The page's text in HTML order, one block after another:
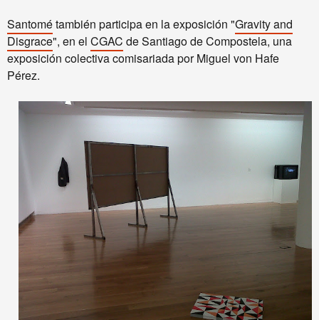
Santométambién participa en la exposición "Gravity and
Disgrace", en el CGAC de Santiago de Compostela, una
exposición colectiva comisariada por Miguel von Hafe
Pérez.